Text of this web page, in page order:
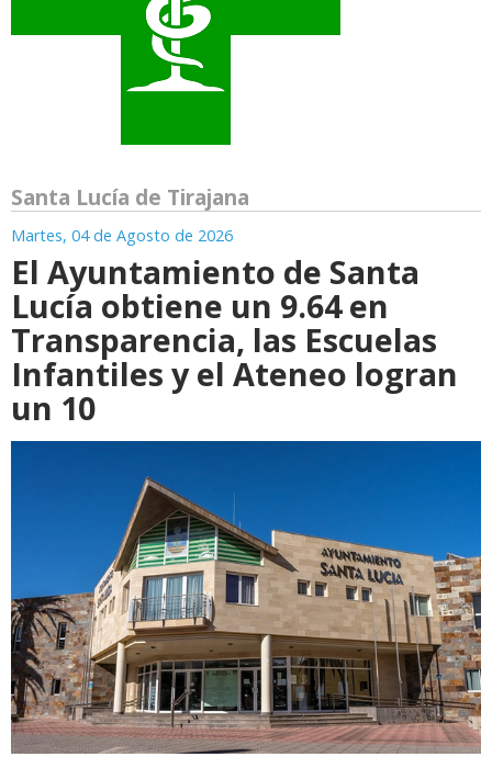
Santa Lucía de Tirajana
Martes, 04 de Agosto de 2026
El Ayuntamiento de Santa
Lucía obtiene un 9.64 en
Transparencia, las Escuelas
Infantiles y el Ateneo logran
un 10